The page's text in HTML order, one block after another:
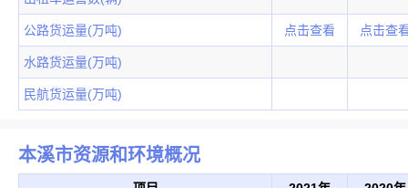
公路货运量(万吨) 点击查看 点击查
水路货运量(万吨)
民航货运量(万吨)
本溪市资源和环境概况